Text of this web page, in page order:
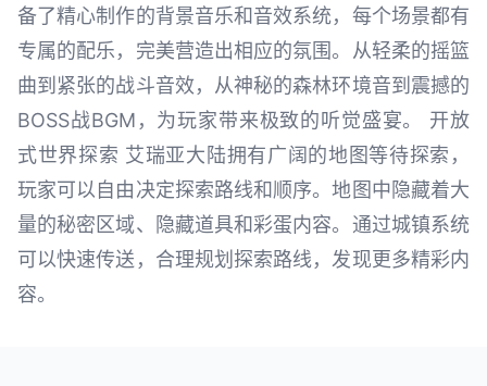
备了精心制作的背景音乐和音效系统，每个场景都有
专属的配乐，完美营造出相应的氛围。从轻柔的摇篮
曲到紧张的战斗音效，从神秘的森林环境音到震撼的
BOSS战BGM，为玩家带来极致的听觉盛宴。 开放
式世界探索 艾瑞亚大陆拥有广阔的地图等待探索，
玩家可以自由决定探索路线和顺序。地图中隐藏着大
量的秘密区域、隐藏道具和彩蛋内容。通过城镇系统
可以快速传送，合理规划探索路线，发现更多精彩内
容。